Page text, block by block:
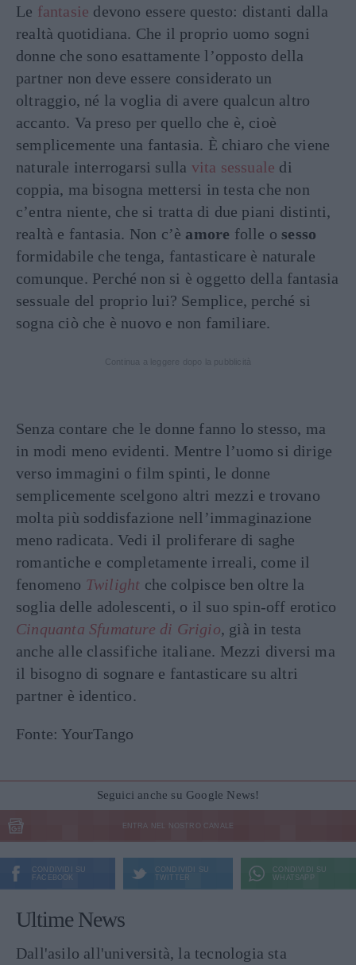
Le fantasie devono essere questo: distanti dalla
realtà quotidiana. Che il proprio uomo sogni
donne che sono esattamente l’opposto della
partner non deve essere considerato un
oltraggio, né la voglia di avere qualcun altro
accanto. Va preso per quello che è, cioè
semplicemente una fantasia. È chiaro che viene
naturale interrogarsi sulla vita sessuale di
coppia, ma bisogna mettersi in testa che non
c’entra niente, che si tratta di due piani distinti,
realtà e fantasia. Non c’è amore folle o sesso
formidabile che tenga, fantasticare è naturale
comunque. Perché non si è oggetto della fantasia
sessuale del proprio lui? Semplice, perché si
sogna ciò che è nuovo e non familiare.
Senza contare che le donne fanno lo stesso, ma
in modi meno evidenti. Mentre l’uomo si dirige
verso immagini o film spinti, le donne
semplicemente scelgono altri mezzi e trovano
molta più soddisfazione nell’immaginazione
meno radicata. Vedi il proliferare di saghe
romantiche e completamente irreali, come il
fenomeno Twilight che colpisce ben oltre la
soglia delle adolescenti, o il suo spin-off erotico
Cinquanta Sfumature di Grigio, già in testa
anche alle classifiche italiane. Mezzi diversi ma
il bisogno di sognare e fantasticare su altri
partner è identico.
Fonte: YourTango
Seguici anche su Google News!
ENTRA NEL NOSTRO CANALE
CONDIVIDI SU
FACEBOOK
CONDIVIDI SU
TWITTER
CONDIVIDI SU
WHATSAPP
Ultime News
Dall'asilo all'università, la tecnologia sta